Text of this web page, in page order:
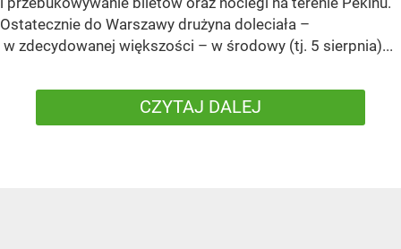
Ostatecznie do Warszawy drużyna doleciała –
w zdecydowanej większości – w środowy (tj. 5 sierpnia)...
CZYTAJ DALEJ